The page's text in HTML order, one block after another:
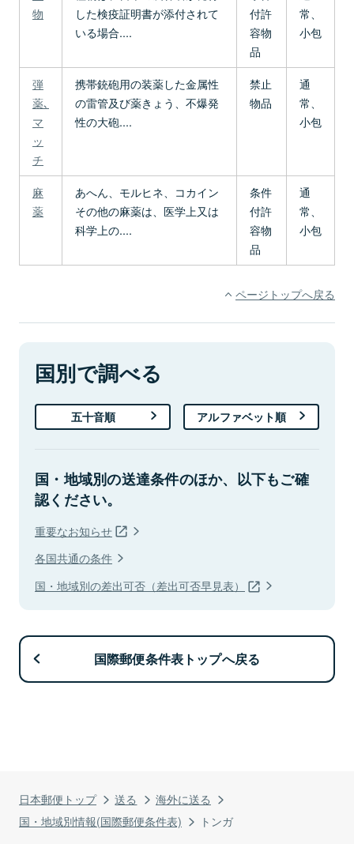
日本郵便トップ 送る
海外に送る
国・地域別情報(国際郵便条件表)
トンガ
物
した検疫証明書が添付されて
いる場合....
付許
容物
品
常、
小包
弾
薬､
マ
ッ
チ
携帯銃砲用の装薬した金属性
の雷管及び薬きょう、不爆発
性の大砲....
禁止
物品
通
常、
小包
麻
薬
あへん、モルヒネ、コカイン
その他の麻薬は、医学上又は
科学上の....
条件
付許
容物
品
通
常、
小包
ページトップへ戻る
国別で調べる
五十音順 アルファベット順
国・地域別の送達条件のほか、以下もご確
認ください。
重要なお知らせ
各国共通の条件
国・地域別の差出可否（差出可否早見表）
国際郵便条件表トップへ戻る